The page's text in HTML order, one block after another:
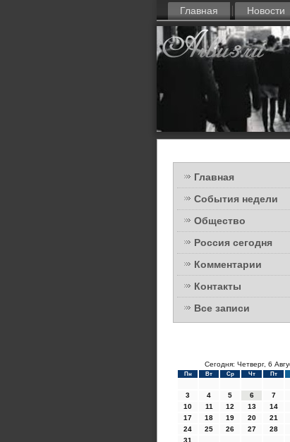
Главная Новости
Главная
События недели
Общество
Россия сегодня
Комментарии
Контакты
Все записи
Сегодня: Четверг, 6
Пн Вт Ср Чт Пт
3
4 5 6 7
10
11 12 13 14
17
18 19 20 21
24
25 26 27 28
31